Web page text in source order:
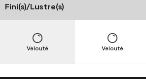
Fini(s)/Lustre(s)
Velouté Velouté